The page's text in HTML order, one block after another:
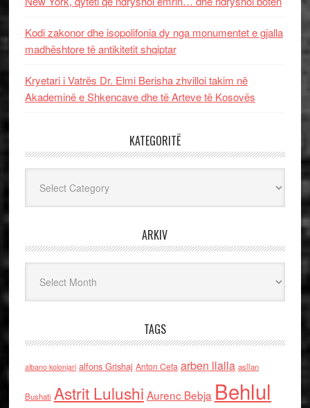
Kodi zakonor dhe isopolifonia dy nga monumentet e gjalla
madhështore të antikitetit shqiptar
Kryetari i Vatrës Dr. Elmi Berisha zhvilloi takim në
Akademinë e Shkencave dhe të Arteve të Kosovës
KATEGORITË
ARKIV
TAGS
albano kolonjari alfons Grishaj Anton Cefa arben llalla asllan
Bushati Astrit Lulushi Aurenc Bebja Behlul